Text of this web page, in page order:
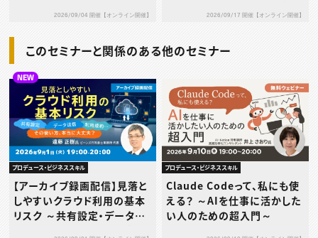
2026/09/04 開催【オンライン開催】
で身につけるデータ判定と集
2026/09/17 開催【オンライン開催】
このセミナーと関係のある他のセミナー
NEW
プロデュース・ビジネススキル
【アーカイブ録画配信】見落と
しやすいクラウド利用の基本
リスク ～共有設定・データ送
プロデュース・ビジネススキル
Claude Codeって、私にも使
える？ ～AIを仕事に活かした
い人のための超入門～